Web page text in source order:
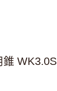
WK3.0S